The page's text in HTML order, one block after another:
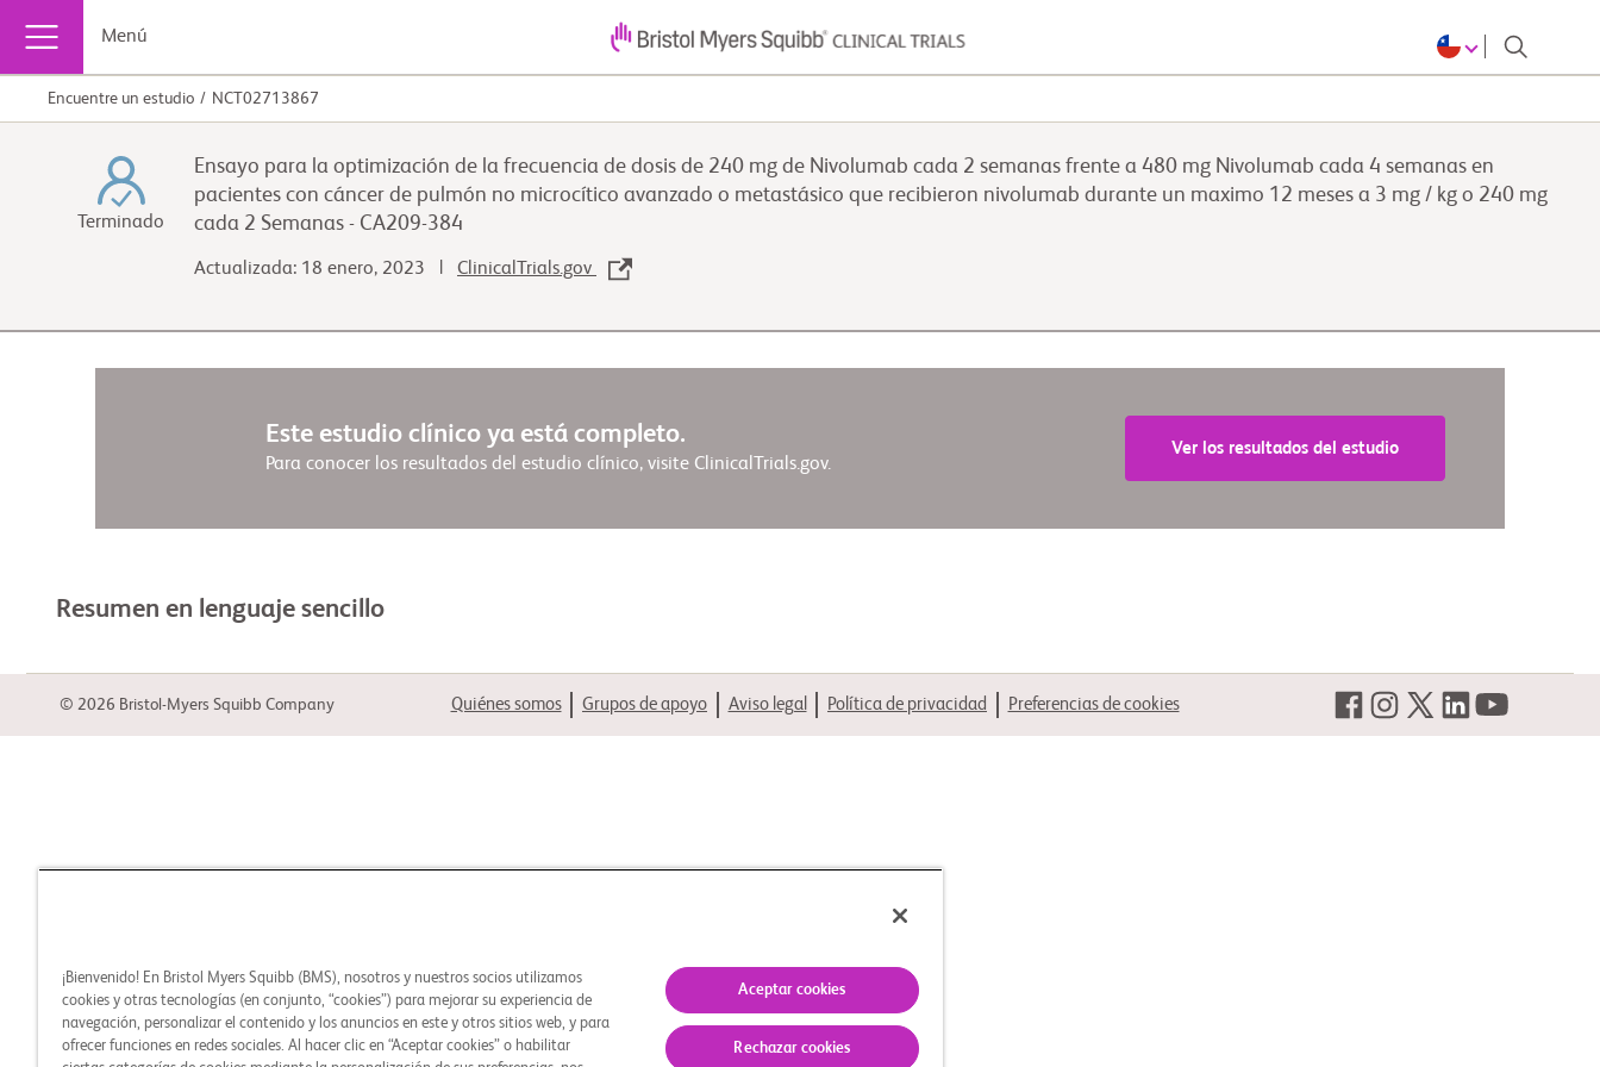
Menú
Encuentre un estudio NCT02713867
Terminado
Ensayo para la optimización de la frecuencia de dosis de 240 mg de Nivolumab cada 2 semanas frente a 480 mg Nivolumab cada 4 semanas en
pacientes con cáncer de pulmón no microcítico avanzado o metastásico que recibieron nivolumab durante un maximo 12 meses a 3 mg / kg o 240 mg
cada 2 Semanas - CA209-384
Actualizada: 18 enero, 2023 | ClinicalTrials.gov
Este estudio clínico ya está completo.
Para conocer los resultados del estudio clínico, visite ClinicalTrials.gov.
Ver los resultados del estudio
Resumen en lenguaje sencillo
© 2026 Bristol-Myers Squibb Company Quiénes somos Grupos de apoyo Aviso legal Política de privacidad Preferencias de cookies
¡Bienvenido! En Bristol Myers Squibb (BMS), nosotros y nuestros socios utilizamos
cookies y otras tecnologías (en conjunto, “cookies”) para mejorar su experiencia de
navegación, personalizar el contenido y los anuncios en este y otros sitios web, y para
ofrecer funciones en redes sociales. Al hacer clic en “Aceptar cookies” o habilitar
Aceptar cookies
Rechazar cookies